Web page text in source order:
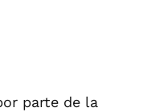
parte de la